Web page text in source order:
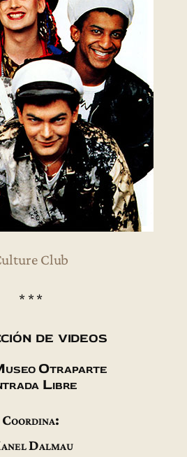
Club
* * *
de videos
Otraparte
Libre
Coordina:
Dalmau